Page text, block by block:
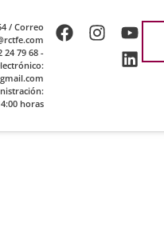
/ Correo
24 79 68 -
horas